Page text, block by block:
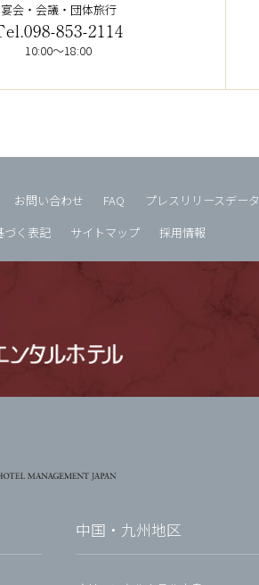
宴会・会議・団体旅行
853-2114
10:00～18:00
お問い合わせ FAQ プレスリリースデータ
づく表記
サイトマップ 採用情報
中国・九州地区